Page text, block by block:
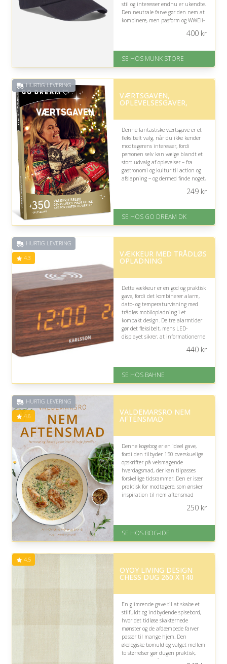
stil og interesser endnu er ukendte.
Den neutrale farve gør den nem at
kombinere, men pasform og WWEli-
Fremragende Trustpilot rating
400kr
SE HOS MUNK STORE
HURTIG LEVERING
VÆRTSGAVEN,
OPLEVELSESGAVER,
Denne fantastiske værtsgave er et
fleksibelt valg, når du ikke kender
modtagerens interesser, fordi
personen selv kan vælge blandt et
stort udvalg af oplevelser – fra
gastronomi og kultur til action og
afslapning – og dermed finde noget,
inden for 1 time
249kr
SE HOS GO DREAM DK
HURTIG LEVERING
4.3 VÆKKEUR MED TRÅDLØS
OPLADNING
Dette vækkeur er en god og praktisk
gave, fordi det kombinerer alarm,
dato- og temperaturvisning med
trådløs mobilopladning i et
kompakt design. De tre alarmtider
gør det fleksibelt, mens LED-
displayet sikrer, at informationerne
Gratis fragt
på 4.3 ud af 5
440kr
SE HOS BAHNE
HURTIG LEVERING
4.6 VALDEMARSRO NEM
AFTENSMAD
Denne kogebog er en ideel gave,
fordi den tilbyder 150 overskuelige
opskrifter på velsmagende
hverdagsmad, der kan tilpasses
forskellige tidsrammer. Den er især
praktisk for modtagere, som ønsker
inspiration til nem aftensmad
På lager
Levering: 1-3 hverdage -
Gratis fragt
på 4.6 ud af 5
250kr
SE HOS BOG-IDE
4.5
OYOY LIVING DESIGN
CHESS DUG 260 X 140
En glimrende gave til at skabe et
stilfuldt og indbydende spisebord,
hvor det tidløse skakternede
mønster og de afdæmpede farver
passer til mange hjem. Den
økologiske bomuld og valget mellem
to størrelser gør dugen praktisk,
men bordets mål bør overvejes nøje.